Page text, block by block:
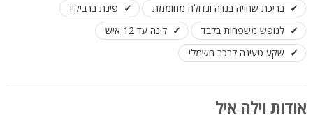
בריכת שחייה בנויה וגדולה מחוממת
פינת ברביקיו
לנופש משפחות בלבד
לינה עד 12 איש
שקע טעינה לרכב חשמלי
אודות וילה איל